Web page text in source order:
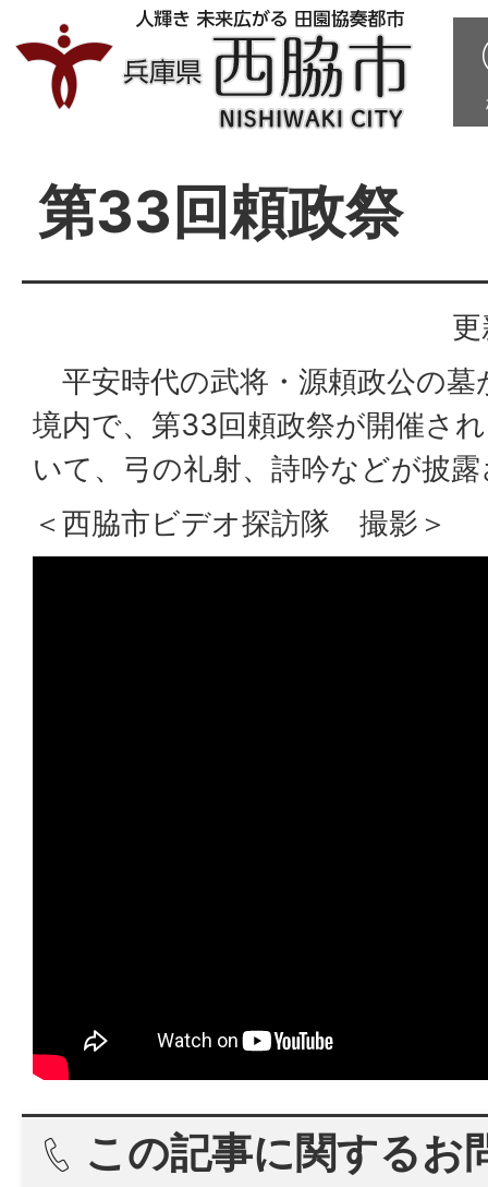
第33回頼政祭
平安時代の武将・源頼政公の墓
境内で、第33回頼政祭が開催さ
いて、弓の礼射、詩吟などが披
＜西脇市ビデオ探訪隊 撮影＞
この記事に関するお